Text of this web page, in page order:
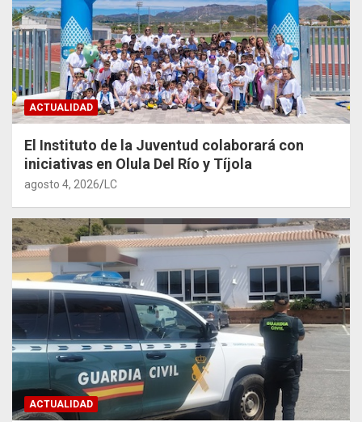
ACTUALIDAD
El Instituto de la Juventud colaborará con
iniciativas en Olula Del Río y Tíjola
agosto 4, 2026 LC
ACTUALIDAD